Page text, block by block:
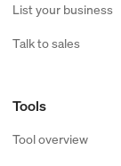
List your business
Talk to sales
Tools
Tool overview